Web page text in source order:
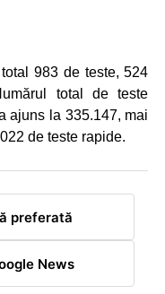
983 de teste, 524
total de teste
ajuns la 335.147, mai
de teste rapide.
preferată
News